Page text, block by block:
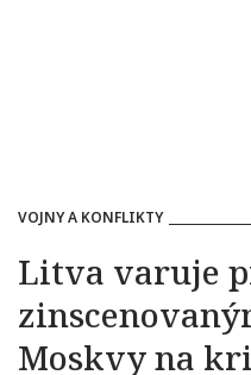
VOJNY A KONFLIKTY
Litva varuje
Moskvy na